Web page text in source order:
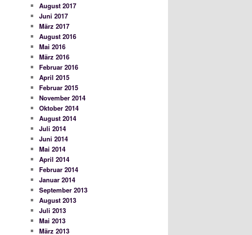
August 2017
Juni 2017
März 2017
August 2016
Mai 2016
März 2016
Februar 2016
April 2015
Februar 2015
November 2014
Oktober 2014
August 2014
Juli 2014
Juni 2014
Mai 2014
April 2014
Februar 2014
Januar 2014
September 2013
August 2013
Juli 2013
Mai 2013
März 2013